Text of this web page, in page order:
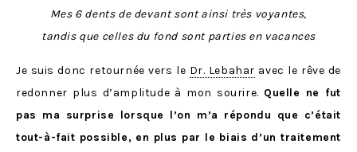
Mes 6 dents de devant sont ainsi très voyantes,
tandis que celles du fond sont parties en vacances
Je suis donc retournée vers le Dr. Lebahar avec le rêve de
redonner plus d’amplitude à mon sourire. Quelle ne fut
pas ma surprise lorsque l’on m’a répondu que c’était
tout-à-fait possible, en plus par le biais d’un traitement